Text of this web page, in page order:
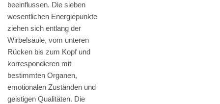
beeinflussen. Die sieben
wesentlichen Energiepunkte
ziehen sich entlang der
Wirbelsäule, vom unteren
Rücken bis zum Kopf und
korrespondieren mit
bestimmten Organen,
emotionalen Zuständen und
geistigen Qualitäten. Die